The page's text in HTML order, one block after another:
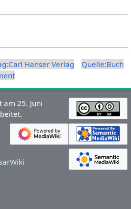
Hanser Verlag
Quelle:Buch
am 25. Juni